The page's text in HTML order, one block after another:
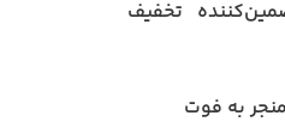
تخفیف
به فوت